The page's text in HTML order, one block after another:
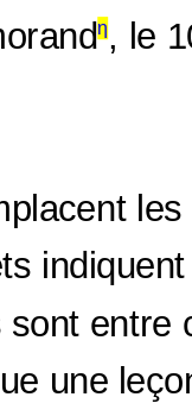
η, le
les
entre
une